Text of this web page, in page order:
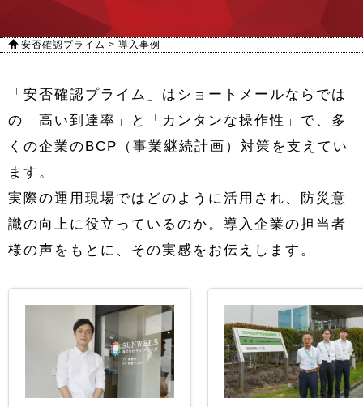
安否確認プライム > 導入事例
「安否確認プライム」はショートメールならでは
の「高い到達率」と「カンタンな操作性」で、多
くの企業のBCP（事業継続計画）対策を支えてい
ます。
実際の運用現場ではどのように活用され、防災意
識の向上に役立っているのか。導入企業の担当者
様の声をもとに、その実感をお伝えします。